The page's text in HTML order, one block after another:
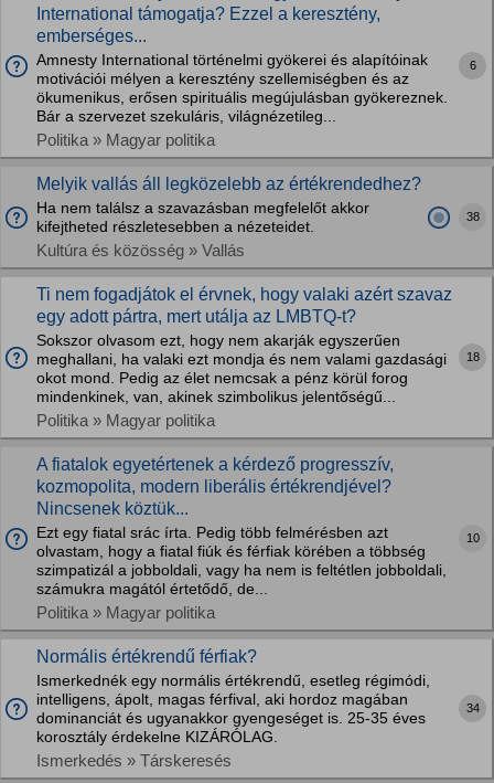
International támogatja? Ezzel a keresztény,
emberséges...
Amnesty International történelmi gyökerei és alapítóinak
motivációi mélyen a keresztény szellemiségben és az
ökumenikus, erősen spirituális megújulásban gyökereznek.
Bár a szervezet szekuláris, világnézetileg...
Politika » Magyar politika
6
Melyik vallás áll legközelebb az értékrendedhez?
Ha nem találsz a szavazásban megfelelőt akkor
kifejtheted részletesebben a nézeteidet.
Kultúra és közösség » Vallás
38
Ti nem fogadjátok el érvnek, hogy valaki azért szavaz
egy adott pártra, mert utálja az LMBTQ-t?
Sokszor olvasom ezt, hogy nem akarják egyszerűen
meghallani, ha valaki ezt mondja és nem valami gazdasági
okot mond. Pedig az élet nemcsak a pénz körül forog
mindenkinek, van, akinek szimbolikus jelentőségű...
Politika » Magyar politika
18
A fiatalok egyetértenek a kérdező progresszív,
kozmopolita, modern liberális értékrendjével?
Nincsenek köztük...
Ezt egy fiatal srác írta. Pedig több felmérésben azt
olvastam, hogy a fiatal fiúk és férfiak körében a többség
szimpatizál a jobboldali, vagy ha nem is feltétlen jobboldali,
számukra magától értetődő, de...
Politika » Magyar politika
10
Normális értékrendű férfiak?
Ismerkednék egy normális értékrendű, esetleg régimódi,
intelligens, ápolt, magas férfival, aki hordoz magában
dominanciát és ugyanakkor gyengeséget is. 25-35 éves
korosztály érdekelne KIZÁRÓLAG.
Ismerkedés » Társkeresés
34